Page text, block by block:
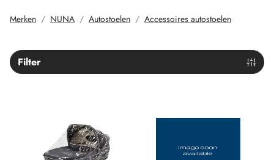
Merken NUNA Autostoelen Accessoires autostoelen
Filter